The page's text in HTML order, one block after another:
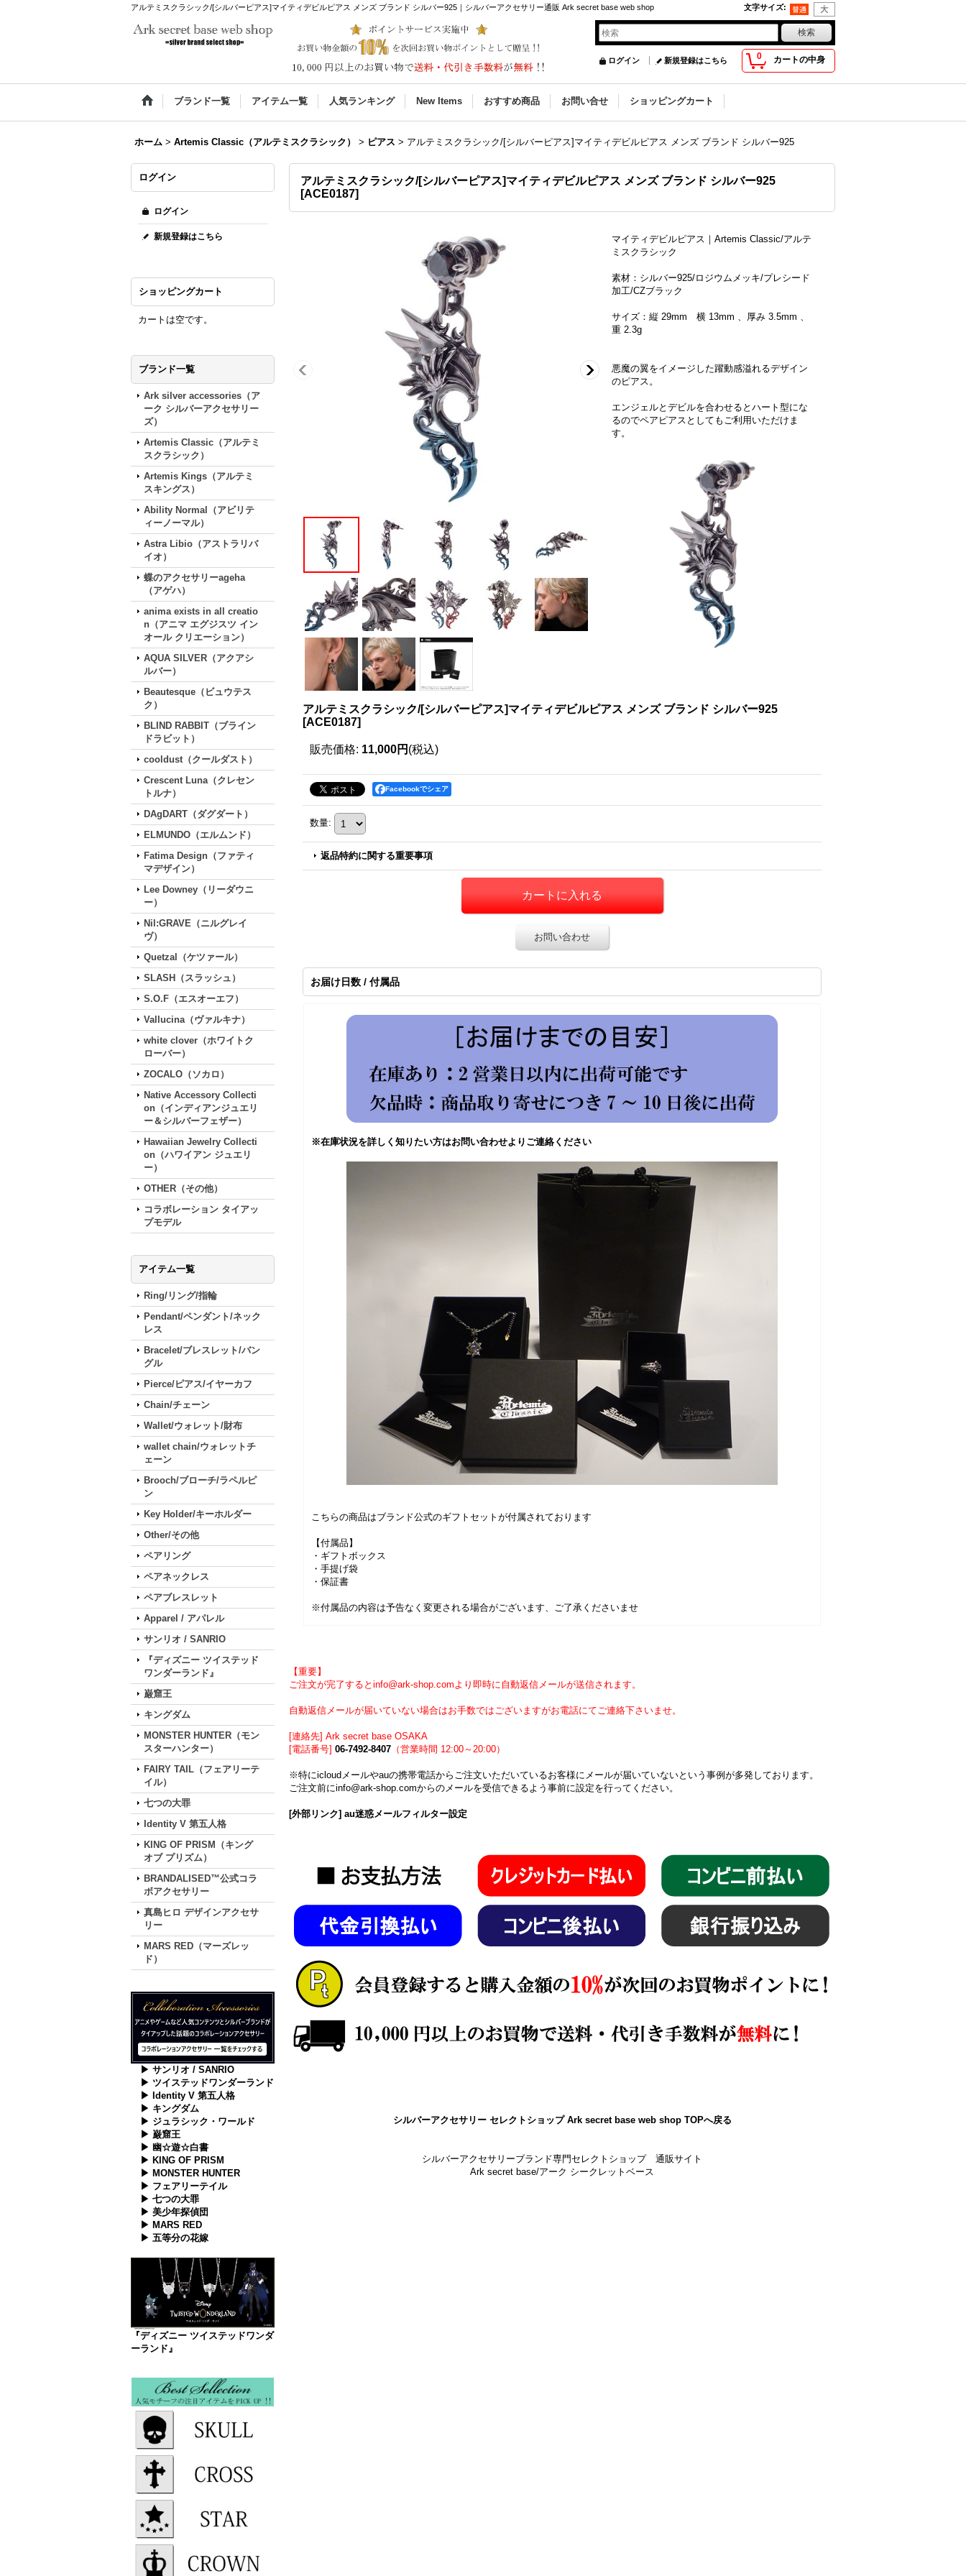
アルテミスクラシック/[シルバーピアス]マイティデビルピアス メンズ ブランド シルバー925｜シルバーアクセサリー通販 Ark secret base web shop 文字サイズ:
0 カートの中身
ログイン 新規登録はこちら
ブランド一覧 アイテム一覧 人気ランキング New Items おすすめ商品 お問い合せ ショッピングカート
ホーム > Artemis Classic（アルテミスクラシック） > ピアス > アルテミスクラシック/[シルバーピアス]マイティデビルピアス メンズ ブランド シルバー925
ログイン
ログイン
新規登録はこちら
ショッピングカート
カートは空です。
ブランド一覧
Ark silver accessories（ア
ーク シルバーアクセサリー
ズ）
Artemis Classic（アルテミ
スクラシック）
Artemis Kings（アルテミ
スキングス）
Ability Normal（アビリテ
ィーノーマル）
Astra Libio（アストラリバ
イオ）
蝶のアクセサリーageha
（アゲハ）
anima exists in all creatio
n（アニマ エグジスツ イン
オール クリエーション）
AQUA SILVER（アクアシ
ルバー）
Beautesque（ビュウテス
ク）
BLIND RABBIT（ブライン
ドラビット）
cooldust（クールダスト）
Crescent Luna（クレセン
トルナ）
DAgDART（ダグダート）
ELMUNDO（エルムンド）
Fatima Design（ファティ
マデザイン）
Lee Downey（リーダウニ
ー）
Nil:GRAVE（ニルグレイ
ヴ）
Quetzal（ケツァール）
SLASH（スラッシュ）
S.O.F（エスオーエフ）
Vallucina（ヴァルキナ）
white clover（ホワイトク
ローバー）
ZOCALO（ソカロ）
Native Accessory Collecti
on（インディアンジュエリ
ー＆シルバーフェザー）
Hawaiian Jewelry Collecti
on（ハワイアン ジュエリ
ー）
OTHER（その他）
コラボレーション タイアッ
プモデル
アイテム一覧
Ring/リング/指輪
Pendant/ペンダント/ネック
レス
Bracelet/ブレスレット/バン
グル
Pierce/ピアス/イヤーカフ
Chain/チェーン
Wallet/ウォレット/財布
wallet chain/ウォレットチ
ェーン
Brooch/ブローチ/ラペルピ
ン
Key Holder/キーホルダー
Other/その他
ペアリング
ペアネックレス
ペアブレスレット
Apparel / アパレル
サンリオ / SANRIO
『ディズニー ツイステッド
ワンダーランド』
巌窟王
キングダム
MONSTER HUNTER（モン
スターハンター）
FAIRY TAIL（フェアリーテ
イル）
七つの大罪
Identity V 第五人格
KING OF PRISM（キング
オブ プリズム）
BRANDALISED™公式コラ
ボアクセサリー
真島ヒロ デザインアクセサ
リー
MARS RED（マーズレッ
ド）
▶ サンリオ / SANRIO
▶ ツイステッドワンダーランド
▶ Identity V 第五人格
▶ キングダム
▶ ジュラシック・ワールド
▶ 巌窟王
▶ 幽☆遊☆白書
▶ KING OF PRISM
▶ MONSTER HUNTER
▶ フェアリーテイル
▶ 七つの大罪
▶ 美少年探偵団
▶ MARS RED
▶ 五等分の花嫁
『ディズニー ツイステッドワンダ
ーランド』
アルテミスクラシック/[シルバーピアス]マイティデビルピアス メンズ ブランド シルバー925
[ACE0187]
マイティデビルピアス｜Artemis Classic/アルテ
ミスクラシック
素材：シルバー925/ロジウムメッキ/プレシード
加工/CZブラック
サイズ：縦 29mm 横 13mm 、厚み 3.5mm 、
重 2.3g
悪魔の翼をイメージした躍動感溢れるデザイン
のピアス。
エンジェルとデビルを合わせるとハート型にな
るのでペアピアスとしてもご利用いただけま
す。
アルテミスクラシック/[シルバーピアス]マイティデビルピアス メンズ ブランド シルバー925
[ACE0187]
販売価格: 11,000円 (税込)
Facebookでシェア
数量:
返品特約に関する重要事項
お問い合わせ
お届け日数 / 付属品
※在庫状況を詳しく知りたい方はお問い合わせよりご連絡ください
こちらの商品はブランド公式のギフトセットが付属されております
【付属品】
・ギフトボックス
・手提げ袋
・保証書
※付属品の内容は予告なく変更される場合がございます、ご了承くださいませ
【重要】
ご注文が完了するとinfo@ark-shop.comより即時に自動返信メールが送信されます。
自動返信メールが届いていない場合はお手数ではございますがお電話にてご連絡下さいませ。
[連絡先] Ark secret base OSAKA
[電話番号] 06-7492-8407 （営業時間 12:00～20:00）
※特にicloudメールやauの携帯電話からご注文いただいているお客様にメールが届いていないという事例が多発しております。
ご注文前にinfo@ark-shop.comからのメールを受信できるよう事前に設定を行ってください。
[外部リンク] au迷惑メールフィルター設定
シルバーアクセサリー セレクトショップ Ark secret base web shop TOPへ戻る
シルバーアクセサリーブランド専門セレクトショップ 通販サイト
Ark secret base/アーク シークレットベース